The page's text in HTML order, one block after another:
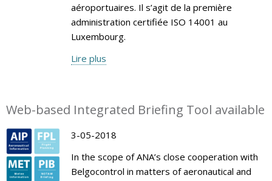
aéroportuaires. Il s’agit de la première
administration certifiée ISO 14001 au
Luxembourg.
Lire plus
Web-based Integrated Briefing Tool available
3-05-2018
In the scope of ANA’s close cooperation with
Belgocontrol in matters of aeronautical and